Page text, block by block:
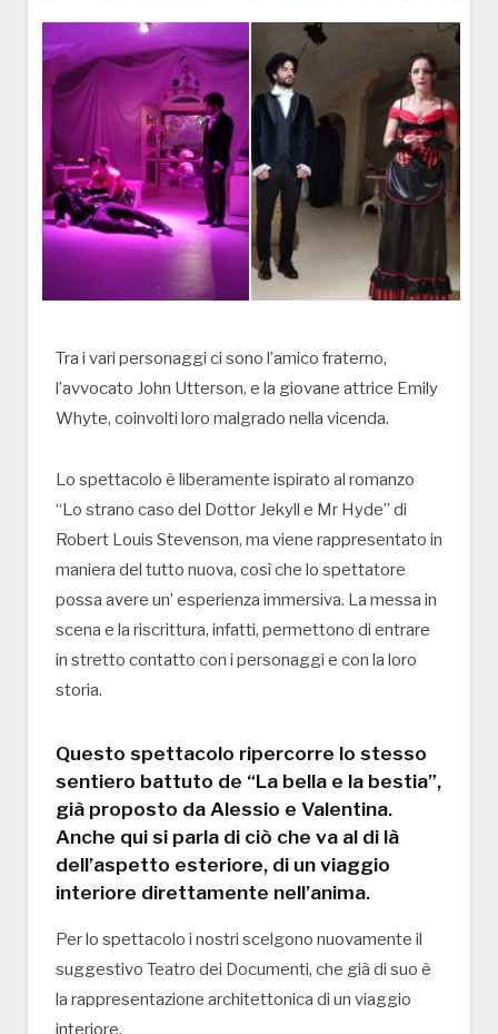
Tra i vari personaggi ci sono l’amico fraterno,
l’avvocato John Utterson, e la giovane attrice Emily
Whyte, coinvolti loro malgrado nella vicenda.
Lo spettacolo è liberamente ispirato al romanzo
“Lo strano caso del Dottor Jekyll e Mr Hyde” di
Robert Louis Stevenson, ma viene rappresentato in
maniera del tutto nuova, così che lo spettatore
possa avere un’ esperienza immersiva. La messa in
scena e la riscrittura, infatti, permettono di entrare
in stretto contatto con i personaggi e con la loro
storia.
Questo spettacolo ripercorre lo stesso
sentiero battuto de “La bella e la bestia”,
già proposto da Alessio e Valentina.
Anche qui si parla di ciò che va al di là
dell’aspetto esteriore, di un viaggio
interiore direttamente nell’anima.
Per lo spettacolo i nostri scelgono nuovamente il
suggestivo Teatro dei Documenti, che già di suo è
la rappresentazione architettonica di un viaggio
interiore.